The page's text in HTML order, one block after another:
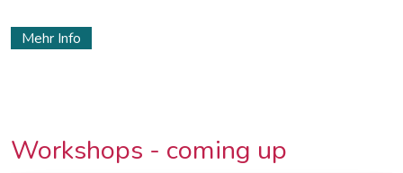
Universität Köln. Zudem ist sie als Trainerin für die
DigitalAkademie der Konrad-Adenauer-Stiftung tätig. Ihre
Mehr Info
Workshops - coming up